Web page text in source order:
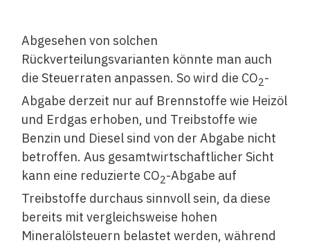
Abgesehen von solchen
Rückverteilungsvarianten könnte man auch
die Steuerraten anpassen. So wird die CO2-
Abgabe derzeit nur auf Brennstoffe wie Heizöl
und Erdgas erhoben, und Treibstoffe wie
Benzin und Diesel sind von der Abgabe nicht
betroffen. Aus gesamtwirtschaftlicher Sicht
kann eine reduzierte CO2-Abgabe auf
Treibstoffe durchaus sinnvoll sein, da diese
bereits mit vergleichsweise hohen
Mineralölsteuern belastet werden, während